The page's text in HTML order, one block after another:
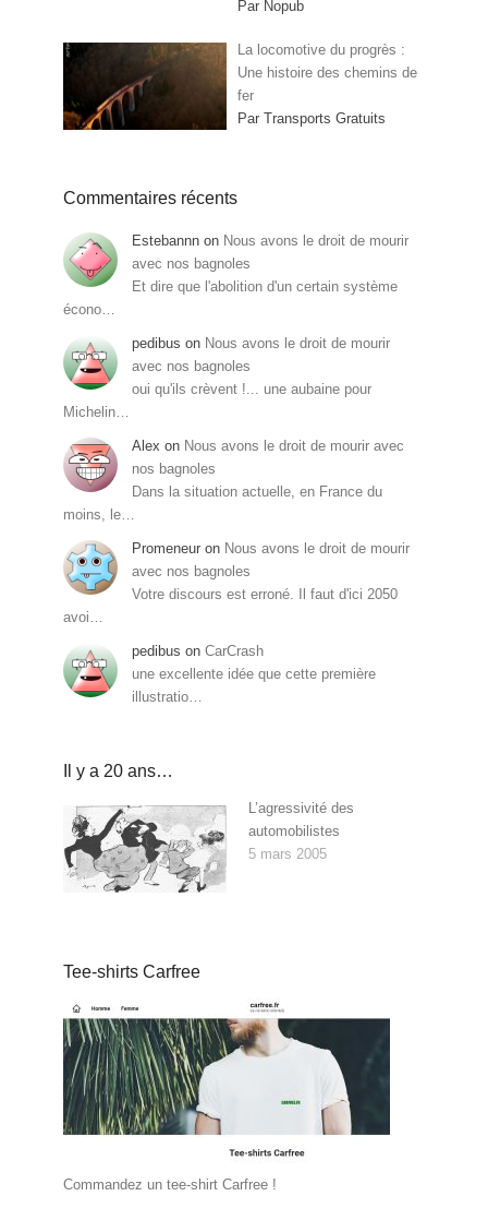
Par Nopub
La locomotive du progrès :
Une histoire des chemins de
fer
Par Transports Gratuits
Commentaires récents
Estebannn on Nous avons le droit de mourir
avec nos bagnoles
Et dire que l'abolition d'un certain système
écono…
pedibus on Nous avons le droit de mourir
avec nos bagnoles
oui qu'ils crèvent !... une aubaine pour
Michelin…
Alex on Nous avons le droit de mourir avec
nos bagnoles
Dans la situation actuelle, en France du
moins, le…
Promeneur on Nous avons le droit de mourir
avec nos bagnoles
Votre discours est erroné. Il faut d'ici 2050
avoi…
pedibus on CarCrash
une excellente idée que cette première
illustratio…
Il y a 20 ans…
L’agressivité des
automobilistes
5 mars 2005
Tee-shirts Carfree
Commandez un tee-shirt Carfree !